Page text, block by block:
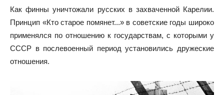
Как финны уничтожали русских в захваченной Карелии.
Принцип «Кто старое помянет...» в советские годы широко
применялся по отношению к государствам, с которыми у
СССР в послевоенный период установились дружеские
отношения.